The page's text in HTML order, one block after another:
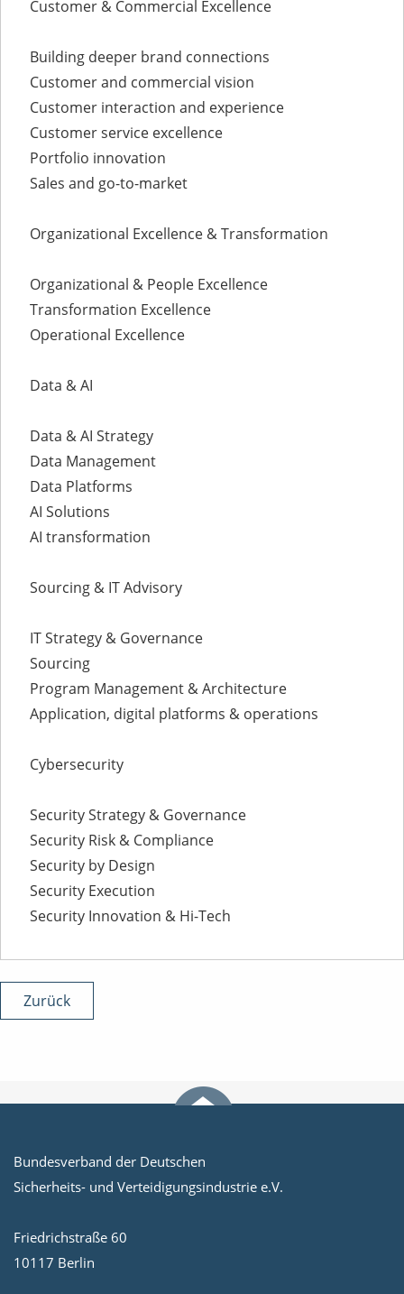
Customer & Commercial Excellence
Building deeper brand connections
Customer and commercial vision
Customer interaction and experience
Customer service excellence
Portfolio innovation
Sales and go-to-market
Organizational Excellence & Transformation
Organizational & People Excellence
Transformation Excellence
Operational Excellence
Data & AI
Data & AI Strategy
Data Management
Data Platforms
AI Solutions
AI transformation
Sourcing & IT Advisory
IT Strategy & Governance
Sourcing
Program Management & Architecture
Application, digital platforms & operations
Cybersecurity
Security Strategy & Governance
Security Risk & Compliance
Security by Design
Security Execution
Security Innovation & Hi-Tech
Zurück
Bundesverband der Deutschen
Sicherheits- und Verteidigungsindustrie e.V.
Friedrichstraße 60
10117 Berlin